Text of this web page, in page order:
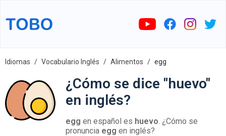
Idiomas Vocabulario Inglés Alimentos egg
¿Cómo se dice "huevo"
en inglés?
egg en español es huevo. ¿Cómo se
pronuncia egg en inglés?